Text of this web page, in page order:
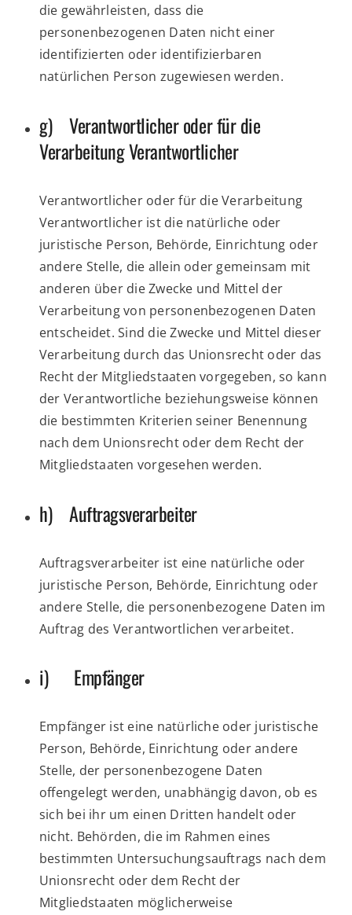
die gewährleisten, dass die
personenbezogenen Daten nicht einer
identifizierten oder identifizierbaren
natürlichen Person zugewiesen werden.
g) Verantwortlicher oder für die
Verarbeitung Verantwortlicher
Verantwortlicher oder für die Verarbeitung
Verantwortlicher ist die natürliche oder
juristische Person, Behörde, Einrichtung oder
andere Stelle, die allein oder gemeinsam mit
anderen über die Zwecke und Mittel der
Verarbeitung von personenbezogenen Daten
entscheidet. Sind die Zwecke und Mittel dieser
Verarbeitung durch das Unionsrecht oder das
Recht der Mitgliedstaaten vorgegeben, so kann
der Verantwortliche beziehungsweise können
die bestimmten Kriterien seiner Benennung
nach dem Unionsrecht oder dem Recht der
Mitgliedstaaten vorgesehen werden.
h) Auftragsverarbeiter
Auftragsverarbeiter ist eine natürliche oder
juristische Person, Behörde, Einrichtung oder
andere Stelle, die personenbezogene Daten im
Auftrag des Verantwortlichen verarbeitet.
i) Empfänger
Empfänger ist eine natürliche oder juristische
Person, Behörde, Einrichtung oder andere
Stelle, der personenbezogene Daten
offengelegt werden, unabhängig davon, ob es
sich bei ihr um einen Dritten handelt oder
nicht. Behörden, die im Rahmen eines
bestimmten Untersuchungsauftrags nach dem
Unionsrecht oder dem Recht der
Mitgliedstaaten möglicherweise